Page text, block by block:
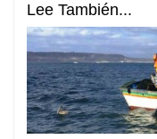
Lee También...